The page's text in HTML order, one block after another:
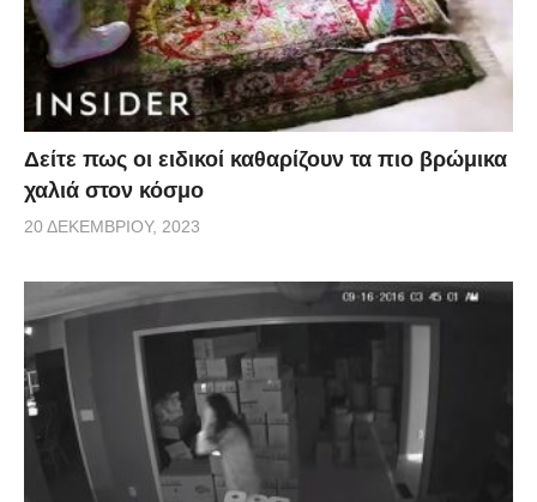
Δείτε πως οι ειδικοί καθαρίζουν τα πιο βρώμικα
χαλιά στον κόσμο
20 ΔΕΚΕΜΒΡΊΟΥ, 2023